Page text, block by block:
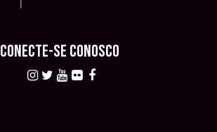
CONECTE-SE CONOSCO